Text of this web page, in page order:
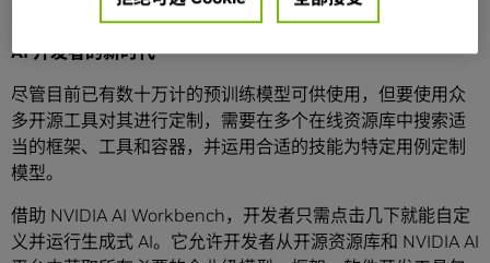
AI 开发者的新时代
尽管目前已有数十万计的预训练模型可供使用，但要使用众
多开源工具对其进行定制，需要在多个在线资源库中搜索适
当的框架、工具和容器，并运用合适的技能为特定用例定制
模型。
借助 NVIDIA AI Workbench，开发者只需点击几下就能自定
义并运行生成式 AI。它允许开发者从开源资源库和 NVIDIA AI